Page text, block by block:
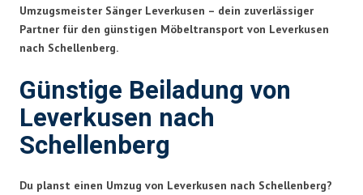
Umzugsmeister Sänger Leverkusen – dein zuverlässiger
Partner für den günstigen Möbeltransport von Leverkusen
nach Schellenberg.
Günstige Beiladung von
Leverkusen nach
Schellenberg
Du planst einen Umzug von Leverkusen nach Schellenberg?